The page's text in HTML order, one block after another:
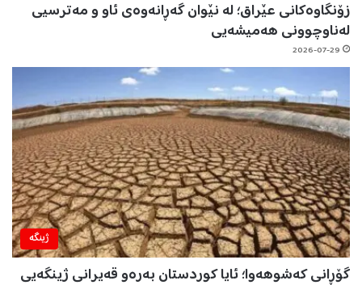
زۆنگاوەکانی عێراق؛ لە نێوان گەڕانەوەی ئاو و مەترسیی
لەناوچوونی هەمیشەیی
2026-07-29
ژینگه‌
گۆڕانی کەشوهەوا؛ ئایا کوردستان بەرەو قەیرانی ژینگەیی